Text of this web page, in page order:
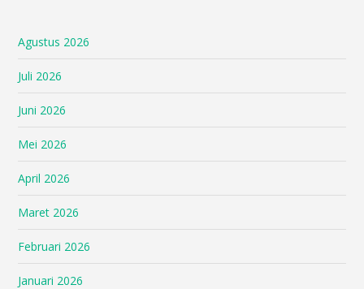
Agustus 2026
Juli 2026
Juni 2026
Mei 2026
April 2026
Maret 2026
Februari 2026
Januari 2026